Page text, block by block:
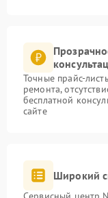
Точные прайс-
ремонта,
бесплатной
сайте
Широкий